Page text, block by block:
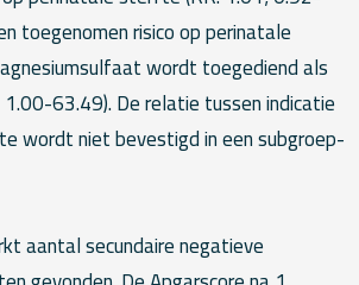
toegenomen risico op perinatale
wordt toegediend als
63.49). De relatie tussen indicatie
wordt niet bevestigd in een subgroep-
aantal secundaire negatieve